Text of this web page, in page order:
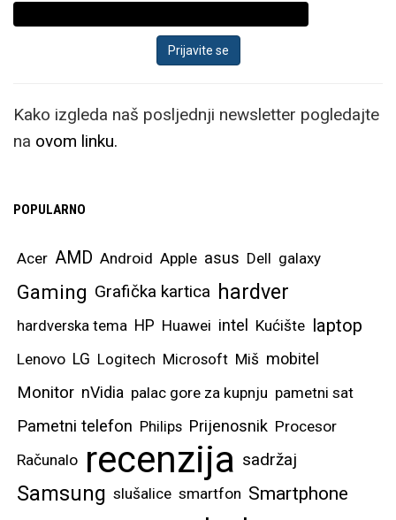
Kako izgleda naš posljednji newsletter pogledajte
na ovom linku.
POPULARNO
Acer AMD Android Apple asus Dell galaxy
Gaming Grafička kartica hardver
hardverska tema HP Huawei intel Kućište laptop
Lenovo LG Logitech Microsoft Miš mobitel
Monitor nVidia palac gore za kupnju pametni sat
Pametni telefon Philips Prijenosnik Procesor
Računalo recenzija sadržaj
Samsung slušalice smartfon Smartphone